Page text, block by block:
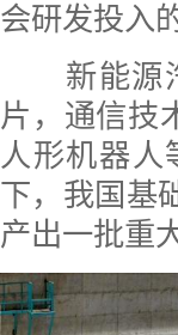
会研发投入
新能源汽
片，通信技
人形机器
下，我国基
产出一批重